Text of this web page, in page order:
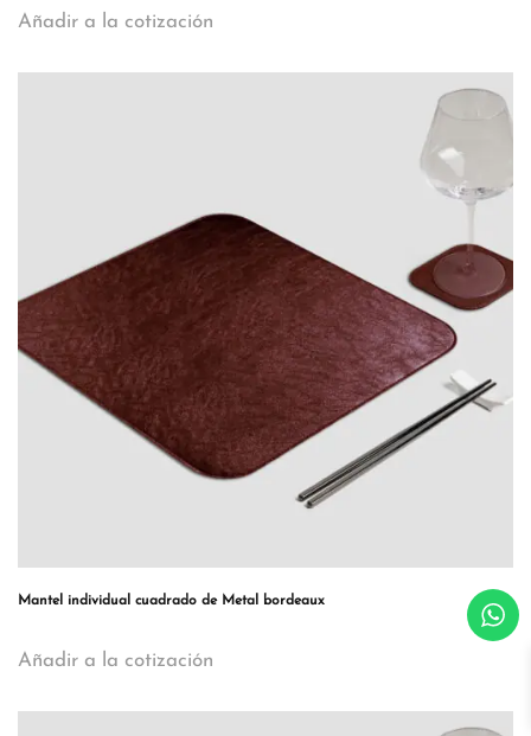
Añadir a la cotización
Mantel individual cuadrado de Metal bordeaux
Añadir a la cotización